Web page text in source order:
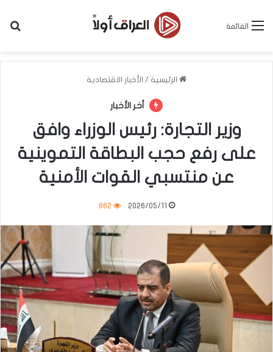
القائمة
الرئيسية / الأخبار الاقتصادية
أخر الأخبار
وزير التجارة: رئيس الوزراء وافق
على رفع حجب البطاقة التموينية
عن منتسبي القوات الأمنية
2026/05/11
862